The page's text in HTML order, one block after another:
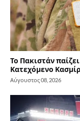
Το Πακιστάν
Κατεχόμενο
Αύγουστος 08, 2026